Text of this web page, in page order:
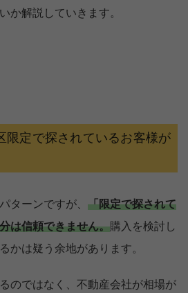
か解説していきます。
限定で探されているお客様が
ターンですが、 「限定で探されて
は信頼できません。購入を検討し
かは疑う余地があります。
のではなく、不動産会社が相場が